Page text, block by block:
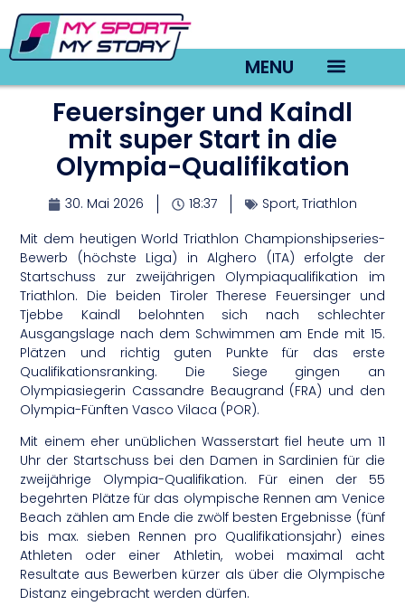
MENU
Feuersinger und Kaindl
mit super Start in die
Olympia-Qualifikation
30. Mai 2026 18:37 Sport, Triathlon
Mit dem heutigen World Triathlon Championshipseries-
Bewerb (höchste Liga) in Alghero (ITA) erfolgte der
Startschuss zur zweijährigen Olympiaqualifikation im
Triathlon. Die beiden Tiroler Therese Feuersinger und
Tjebbe Kaindl belohnten sich nach schlechter
Ausgangslage nach dem Schwimmen am Ende mit 15.
Plätzen und richtig guten Punkte für das erste
Qualifikationsranking. Die Siege gingen an
Olympiasiegerin Cassandre Beaugrand (FRA) und den
Olympia-Fünften Vasco Vilaca (POR).
Mit einem eher unüblichen Wasserstart fiel heute um 11
Uhr der Startschuss bei den Damen in Sardinien für die
zweijährige Olympia-Qualifikation. Für einen der 55
begehrten Plätze für das olympische Rennen am Venice
Beach zählen am Ende die zwölf besten Ergebnisse (fünf
bis max. sieben Rennen pro Qualifikationsjahr) eines
Athleten oder einer Athletin, wobei maximal acht
Resultate aus Bewerben kürzer als über die Olympische
Distanz eingebracht werden dürfen.